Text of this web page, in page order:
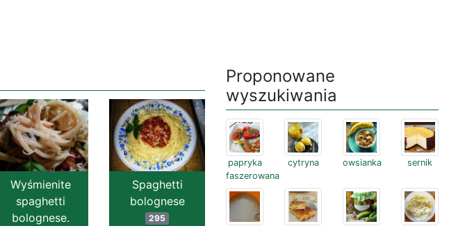
Wyśmienite
spaghetti
bolognese.
Spaghetti
bolognese
295
Proponowane
wyszukiwania
papryka
faszerowana
cytryna owsianka sernik